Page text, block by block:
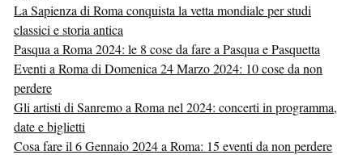
La Sapienza di Roma conquista la vetta mondiale per studi
classici e storia antica
Pasqua a Roma 2024: le 8 cose da fare a Pasqua e Pasquetta
Eventi a Roma di Domenica 24 Marzo 2024: 10 cose da non
perdere
Gli artisti di Sanremo a Roma nel 2024: concerti in programma,
date e biglietti
Cosa fare il 6 Gennaio 2024 a Roma: 15 eventi da non perdere